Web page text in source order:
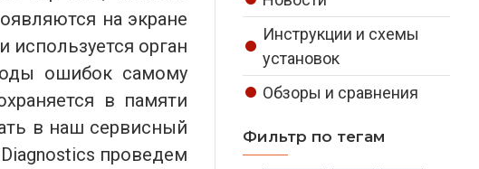
на экране
используется орган
ошибок самому
в памяти
в наш сервисный
проведем
Инструкции и схемы
установок
Обзоры и сравнения
Фильтр по тегам